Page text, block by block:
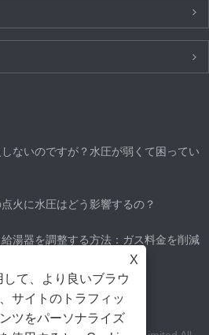
ないのですが？水圧が弱くて困ってい
火に水圧はどう影響するの？
湯器を調整する方法：ガス料金を削減
が必要ですか？
X
て、より良いブラウ
サイトのトラフィッ
ツをパーソナライズ